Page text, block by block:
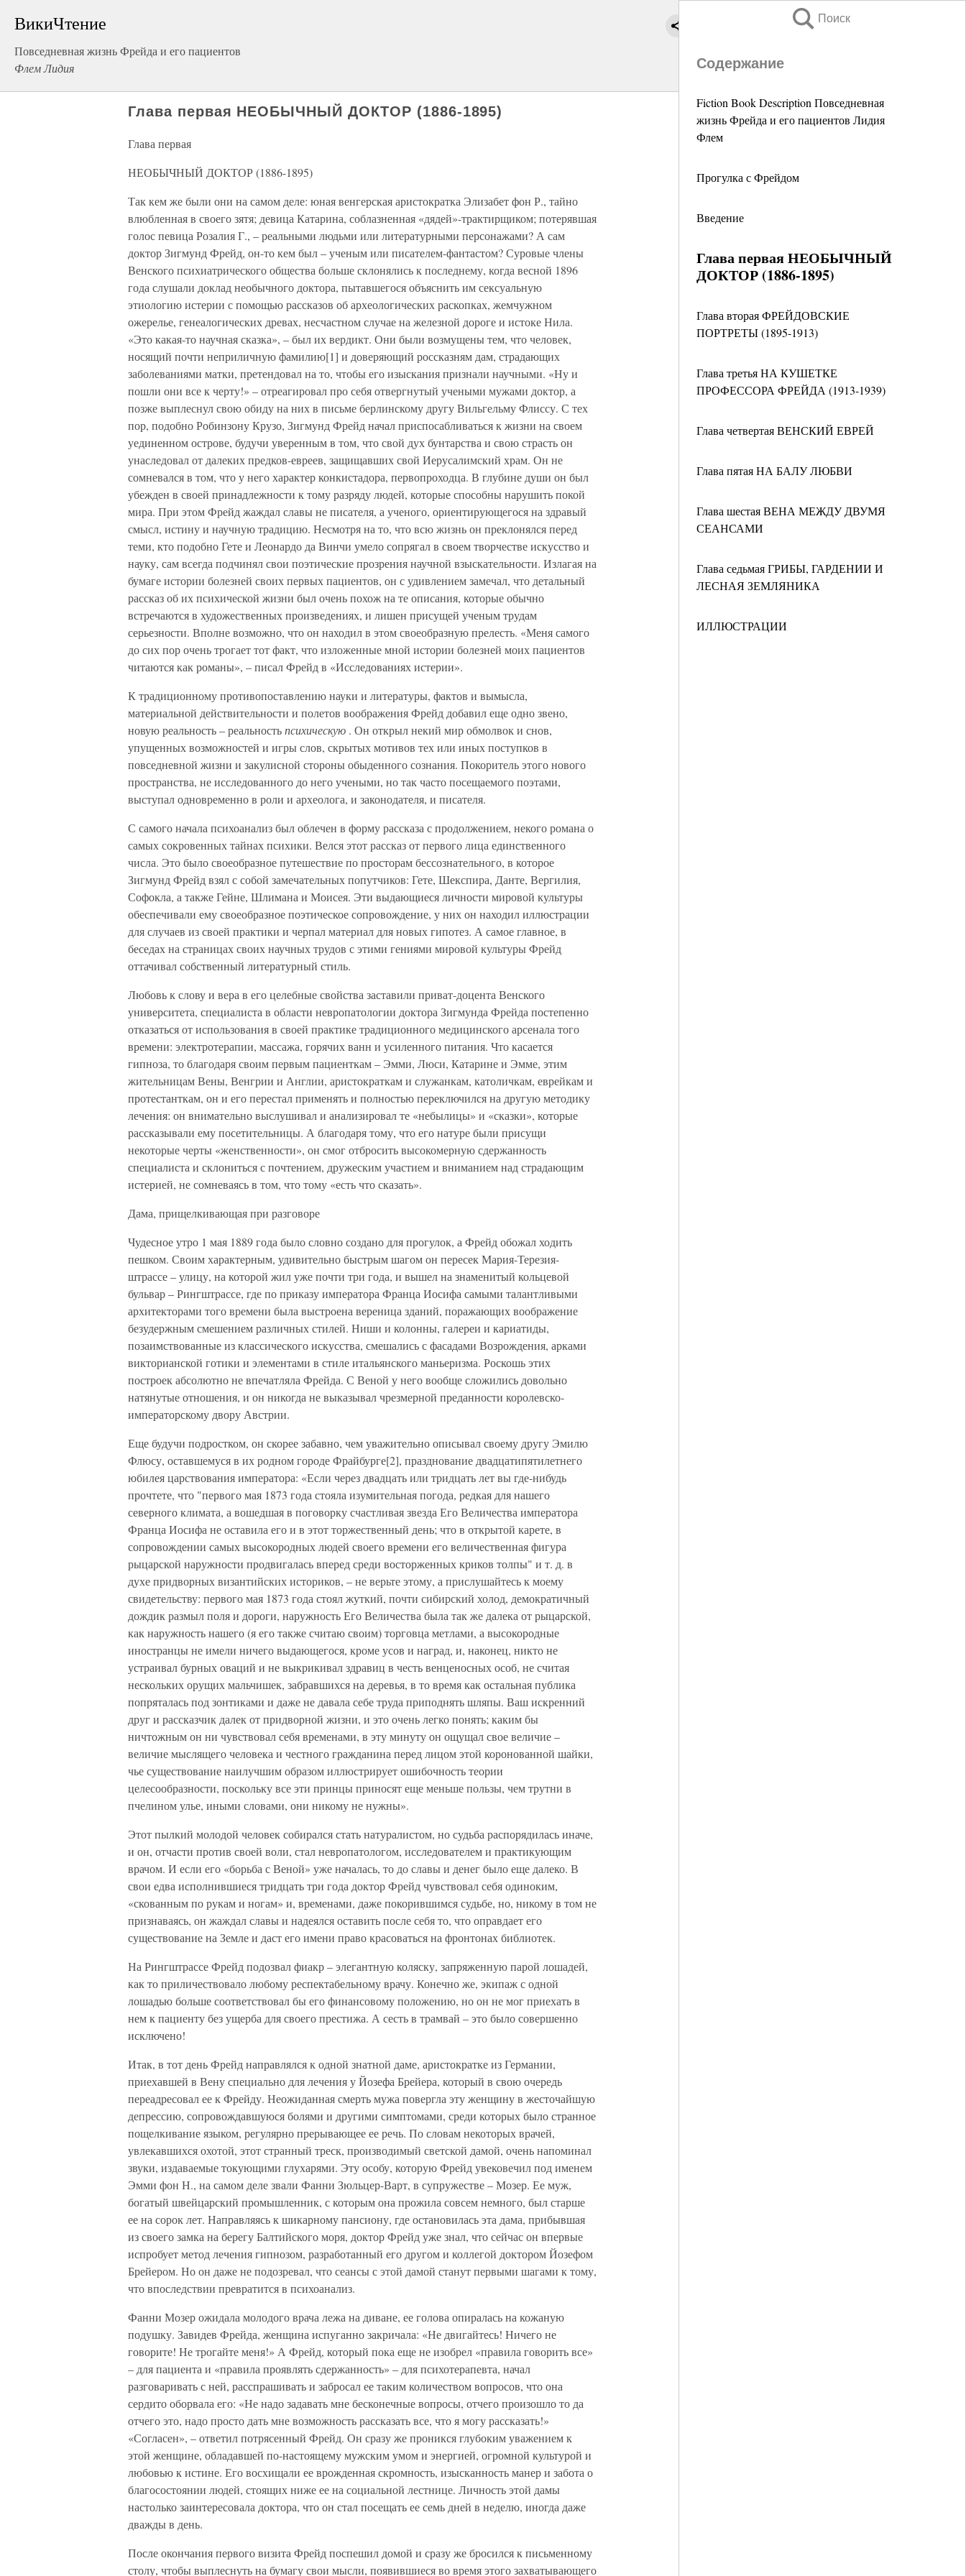
ВикиЧтение
Повседневная жизнь Фрейда и его пациентов
Флем Лидия
Поиск
Содержание
Fiction Book Description Повседневная
жизнь Фрейда и его пациентов Лидия
Флем
Прогулка с Фрейдом
Введение
Глава первая НЕОБЫЧНЫЙ
ДОКТОР (1886-1895)
Глава вторая ФРЕЙДОВСКИЕ
ПОРТРЕТЫ (1895-1913)
Глава третья НА КУШЕТКЕ
ПРОФЕССОРА ФРЕЙДА (1913-1939)
Глава четвертая ВЕНСКИЙ ЕВРЕЙ
Глава пятая НА БАЛУ ЛЮБВИ
Глава шестая ВЕНА МЕЖДУ ДВУМЯ
СЕАНСАМИ
Глава седьмая ГРИБЫ, ГАРДЕНИИ И
ЛЕСНАЯ ЗЕМЛЯНИКА
ИЛЛЮСТРАЦИИ
Глава первая НЕОБЫЧНЫЙ ДОКТОР (1886-1895)
Глава первая
НЕОБЫЧНЫЙ ДОКТОР (1886-1895)
Так кем же были они на самом деле: юная венгерская аристократка Элизабет фон Р., тайно
влюбленная в своего зятя; девица Катарина, соблазненная «дядей»-трактирщиком; потерявшая
голос певица Розалия Г., – реальными людьми или литературными персонажами? А сам
доктор Зигмунд Фрейд, он-то кем был – ученым или писателем-фантастом? Суровые члены
Венского психиатрического общества больше склонялись к последнему, когда весной 1896
года слушали доклад необычного доктора, пытавшегося объяснить им сексуальную
этиологию истерии с помощью рассказов об археологических раскопках, жемчужном
ожерелье, генеалогических древах, несчастном случае на железной дороге и истоке Нила.
«Это какая-то научная сказка», – был их вердикт. Они были возмущены тем, что человек,
носящий почти неприличную фамилию[1] и доверяющий россказням дам, страдающих
заболеваниями матки, претендовал на то, чтобы его изыскания признали научными. «Ну и
пошли они все к черту!» – отреагировал про себя отвергнутый учеными мужами доктор, а
позже выплеснул свою обиду на них в письме берлинскому другу Вильгельму Флиссу. С тех
пор, подобно Робинзону Крузо, Зигмунд Фрейд начал приспосабливаться к жизни на своем
уединенном острове, будучи уверенным в том, что свой дух бунтарства и свою страсть он
унаследовал от далеких предков-евреев, защищавших свой Иерусалимский храм. Он не
сомневался в том, что у него характер конкистадора, первопроходца. В глубине души он был
убежден в своей принадлежности к тому разряду людей, которые способны нарушить покой
мира. При этом Фрейд жаждал славы не писателя, а ученого, ориентирующегося на здравый
смысл, истину и научную традицию. Несмотря на то, что всю жизнь он преклонялся перед
теми, кто подобно Гете и Леонардо да Винчи умело сопрягал в своем творчестве искусство и
науку, сам всегда подчинял свои поэтические прозрения научной взыскательности. Излагая на
бумаге истории болезней своих первых пациентов, он с удивлением замечал, что детальный
рассказ об их психической жизни был очень похож на те описания, которые обычно
встречаются в художественных произведениях, и лишен присущей ученым трудам
серьезности. Вполне возможно, что он находил в этом своеобразную прелесть. «Меня самого
до сих пор очень трогает тот факт, что изложенные мной истории болезней моих пациентов
читаются как романы», – писал Фрейд в «Исследованиях истерии».
К традиционному противопоставлению науки и литературы, фактов и вымысла,
материальной действительности и полетов воображения Фрейд добавил еще одно звено,
новую реальность – реальностьпсихическую . Он открыл некий мир обмолвок и снов,
упущенных возможностей и игры слов, скрытых мотивов тех или иных поступков в
повседневной жизни и закулисной стороны обыденного сознания. Покоритель этого нового
пространства, не исследованного до него учеными, но так часто посещаемого поэтами,
выступал одновременно в роли и археолога, и законодателя, и писателя.
С самого начала психоанализ был облечен в форму рассказа с продолжением, некого романа о
самых сокровенных тайнах психики. Велся этот рассказ от первого лица единственного
числа. Это было своеобразное путешествие по просторам бессознательного, в которое
Зигмунд Фрейд взял с собой замечательных попутчиков: Гете, Шекспира, Данте, Вергилия,
Софокла, а также Гейне, Шлимана и Моисея. Эти выдающиеся личности мировой культуры
обеспечивали ему своеобразное поэтическое сопровождение, у них он находил иллюстрации
для случаев из своей практики и черпал материал для новых гипотез. А самое главное, в
беседах на страницах своих научных трудов с этими гениями мировой культуры Фрейд
оттачивал собственный литературный стиль.
Любовь к слову и вера в его целебные свойства заставили приват-доцента Венского
университета, специалиста в области невропатологии доктора Зигмунда Фрейда постепенно
отказаться от использования в своей практике традиционного медицинского арсенала того
времени: электротерапии, массажа, горячих ванн и усиленного питания. Что касается
гипноза, то благодаря своим первым пациенткам – Эмми, Люси, Катарине и Эмме, этим
жительницам Вены, Венгрии и Англии, аристократкам и служанкам, католичкам, еврейкам и
протестанткам, он и его перестал применять и полностью переключился на другую методику
лечения: он внимательно выслушивал и анализировал те «небылицы» и «сказки», которые
рассказывали ему посетительницы. А благодаря тому, что его натуре были присущи
некоторые черты «женственности», он смог отбросить высокомерную сдержанность
специалиста и склониться с почтением, дружеским участием и вниманием над страдающим
истерией, не сомневаясь в том, что тому «есть что сказать».
Дама, прищелкивающая при разговоре
Чудесное утро 1 мая 1889 года было словно создано для прогулок, а Фрейд обожал ходить
пешком. Своим характерным, удивительно быстрым шагом он пересек Мария-Терезия-
штрассе – улицу, на которой жил уже почти три года, и вышел на знаменитый кольцевой
бульвар – Рингштрассе, где по приказу императора Франца Иосифа самыми талантливыми
архитекторами того времени была выстроена вереница зданий, поражающих воображение
безудержным смешением различных стилей. Ниши и колонны, галереи и кариатиды,
позаимствованные из классического искусства, смешались с фасадами Возрождения, арками
викторианской готики и элементами в стиле итальянского маньеризма. Роскошь этих
построек абсолютно не впечатляла Фрейда. С Веной у него вообще сложились довольно
натянутые отношения, и он никогда не выказывал чрезмерной преданности королевско-
императорскому двору Австрии.
Еще будучи подростком, он скорее забавно, чем уважительно описывал своему другу Эмилю
Флюсу, оставшемуся в их родном городе Фрайбурге[2], празднование двадцатипятилетнего
юбилея царствования императора: «Если через двадцать или тридцать лет вы где-нибудь
прочтете, что "первого мая 1873 года стояла изумительная погода, редкая для нашего
северного климата, а вошедшая в поговорку счастливая звезда Его Величества императора
Франца Иосифа не оставила его и в этот торжественный день; что в открытой карете, в
сопровождении самых высокородных людей своего времени его величественная фигура
рыцарской наружности продвигалась вперед среди восторженных криков толпы" и т. д. в
духе придворных византийских историков, – не верьте этому, а прислушайтесь к моему
свидетельству: первого мая 1873 года стоял жуткий, почти сибирский холод, демократичный
дождик размыл поля и дороги, наружность Его Величества была так же далека от рыцарской,
как наружность нашего (я его также считаю своим) торговца метлами, а высокородные
иностранцы не имели ничего выдающегося, кроме усов и наград, и, наконец, никто не
устраивал бурных оваций и не выкрикивал здравиц в честь венценосных особ, не считая
нескольких орущих мальчишек, забравшихся на деревья, в то время как остальная публика
попряталась под зонтиками и даже не давала себе труда приподнять шляпы. Ваш искренний
друг и рассказчик далек от придворной жизни, и это очень легко понять; каким бы
ничтожным он ни чувствовал себя временами, в эту минуту он ощущал свое величие –
величие мыслящего человека и честного гражданина перед лицом этой коронованной шайки,
чье существование наилучшим образом иллюстрирует ошибочность теории
целесообразности, поскольку все эти принцы приносят еще меньше пользы, чем трутни в
пчелином улье, иными словами, они никому не нужны».
Этот пылкий молодой человек собирался стать натуралистом, но судьба распорядилась иначе,
и он, отчасти против своей воли, стал невропатологом, исследователем и практикующим
врачом. И если его «борьба с Веной» уже началась, то до славы и денег было еще далеко. В
свои едва исполнившиеся тридцать три года доктор Фрейд чувствовал себя одиноким,
«скованным по рукам и ногам» и, временами, даже покорившимся судьбе, но, никому в том не
признаваясь, он жаждал славы и надеялся оставить после себя то, что оправдает его
существование на Земле и даст его имени право красоваться на фронтонах библиотек.
На Рингштрассе Фрейд подозвал фиакр – элегантную коляску, запряженную парой лошадей,
как то приличествовало любому респектабельному врачу. Конечно же, экипаж с одной
лошадью больше соответствовал бы его финансовому положению, но он не мог приехать в
нем к пациенту без ущерба для своего престижа. А сесть в трамвай – это было совершенно
исключено!
Итак, в тот день Фрейд направлялся к одной знатной даме, аристократке из Германии,
приехавшей в Вену специально для лечения у Йозефа Брейера, который в свою очередь
переадресовал ее к Фрейду. Неожиданная смерть мужа повергла эту женщину в жесточайшую
депрессию, сопровождавшуюся болями и другими симптомами, среди которых было странное
пощелкивание языком, регулярно прерывающее ее речь. По словам некоторых врачей,
увлекавшихся охотой, этот странный треск, производимый светской дамой, очень напоминал
звуки, издаваемые токующими глухарями. Эту особу, которую Фрейд увековечил под именем
Эмми фон Н., на самом деле звали Фанни Зюльцер-Варт, в супружестве – Мозер. Ее муж,
богатый швейцарский промышленник, с которым она прожила совсем немного, был старше
ее на сорок лет. Направляясь к шикарному пансиону, где остановилась эта дама, прибывшая
из своего замка на берегу Балтийского моря, доктор Фрейд уже знал, что сейчас он впервые
испробует метод лечения гипнозом, разработанный его другом и коллегой доктором Йозефом
Брейером. Но он даже не подозревал, что сеансы с этой дамой станут первыми шагами к тому,
что впоследствии превратится в психоанализ.
Фанни Мозер ожидала молодого врача лежа на диване, ее голова опиралась на кожаную
подушку. Завидев Фрейда, женщина испуганно закричала: «Не двигайтесь! Ничего не
говорите! Не трогайте меня!» А Фрейд, который пока еще не изобрел «правила говорить все»
– для пациента и «правила проявлять сдержанность» – для психотерапевта, начал
разговаривать с ней, расспрашивать и забросал ее таким количеством вопросов, что она
сердито оборвала его: «Не надо задавать мне бесконечные вопросы, отчего произошло то да
отчего это, надо просто дать мне возможность рассказать все, что я могу рассказать!»
«Согласен», – ответил потрясенный Фрейд. Он сразу же проникся глубоким уважением к
этой женщине, обладавшей по-настоящему мужским умом и энергией, огромной культурой и
любовью к истине. Его восхищали ее врожденная скромность, изысканность манер и забота о
благосостоянии людей, стоящих ниже ее на социальной лестнице. Личность этой дамы
настолько заинтересовала доктора, что он стал посещать ее семь дней в неделю, иногда даже
дважды в день.
После окончания первого визита Фрейд поспешил домой и сразу же бросился к письменному
столу, чтобы выплеснуть на бумагу свои мысли, появившиеся во время этого захватывающего